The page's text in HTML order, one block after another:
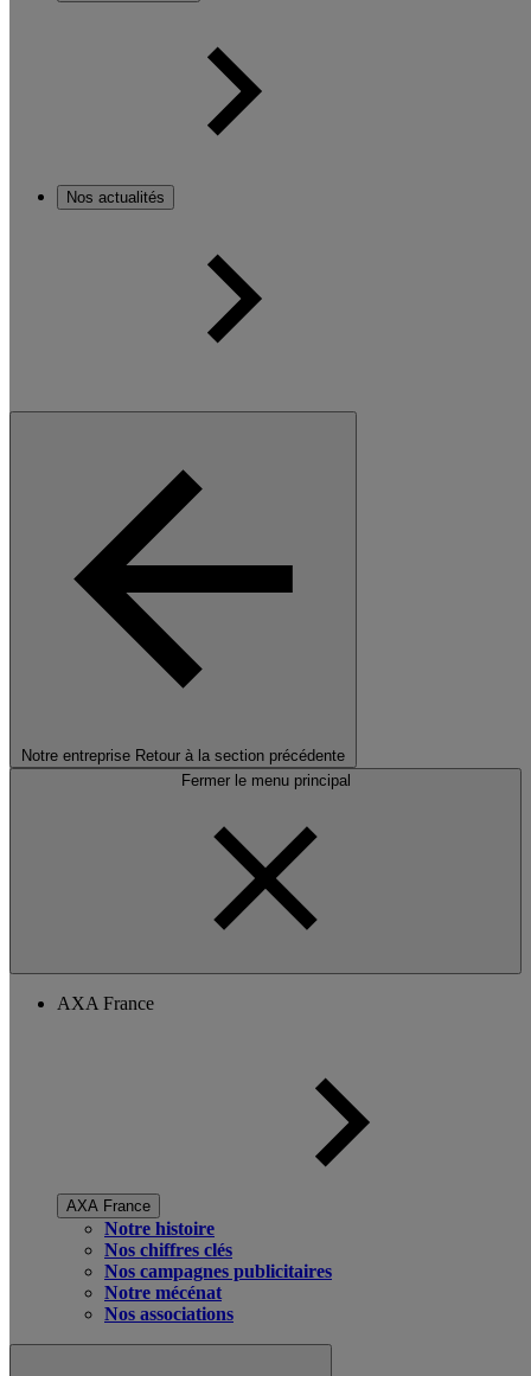
Nos actualités
Notre entreprise Retour à la section précédente
Fermer le menu principal
AXA France
AXA France
Notre histoire
Nos chiffres clés
Nos campagnes publicitaires
Notre mécénat
Nos associations